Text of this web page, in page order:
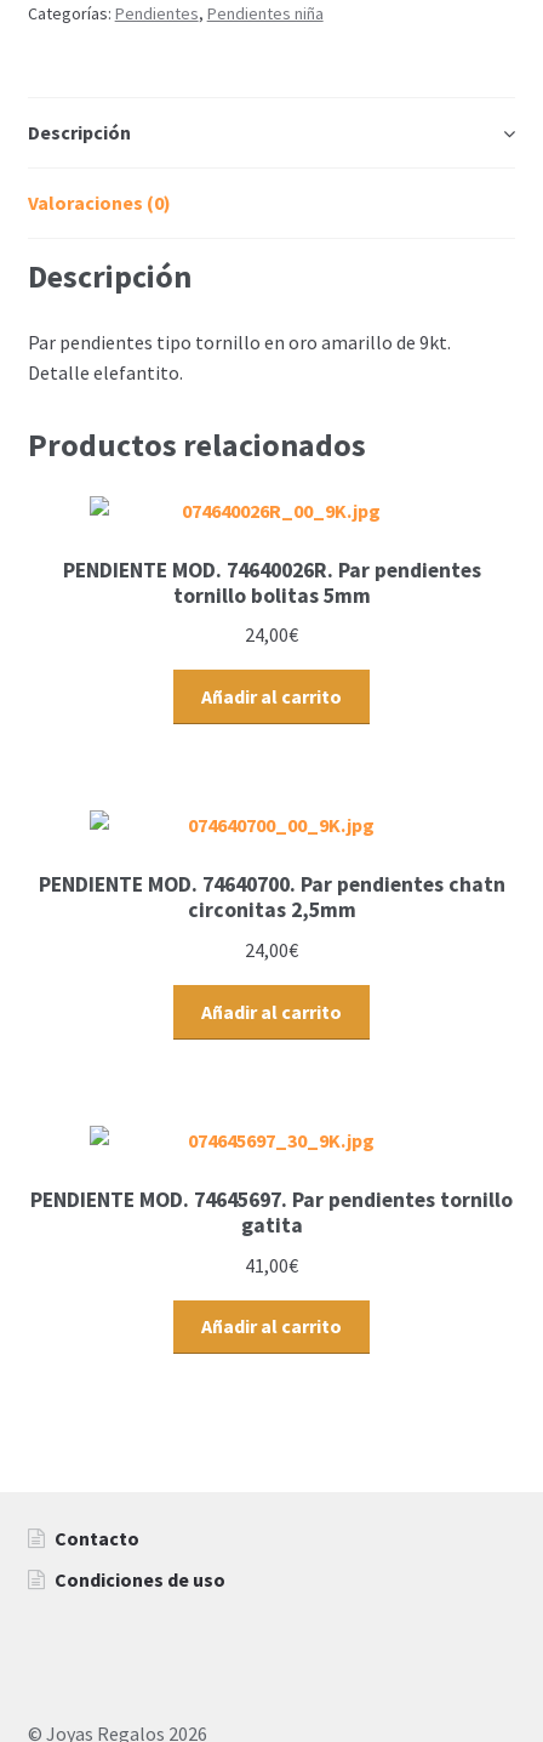
Categorías: Pendientes, Pendientes niña
Descripción
Valoraciones (0)
Descripción
Par pendientes tipo tornillo en oro amarillo de 9kt.
Detalle elefantito.
Productos relacionados
PENDIENTE MOD. 74640026R. Par pendientes
tornillo bolitas 5mm
24,00€
Añadir al carrito
PENDIENTE MOD. 74640700. Par pendientes chatn
circonitas 2,5mm
24,00€
Añadir al carrito
PENDIENTE MOD. 74645697. Par pendientes tornillo
gatita
41,00€
Añadir al carrito
Contacto
Condiciones de uso
© Joyas Regalos 2026